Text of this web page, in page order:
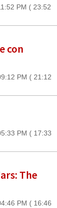
PM ( 23:52
con
PM ( 21:12
PM ( 17:33
The
PM ( 16:46